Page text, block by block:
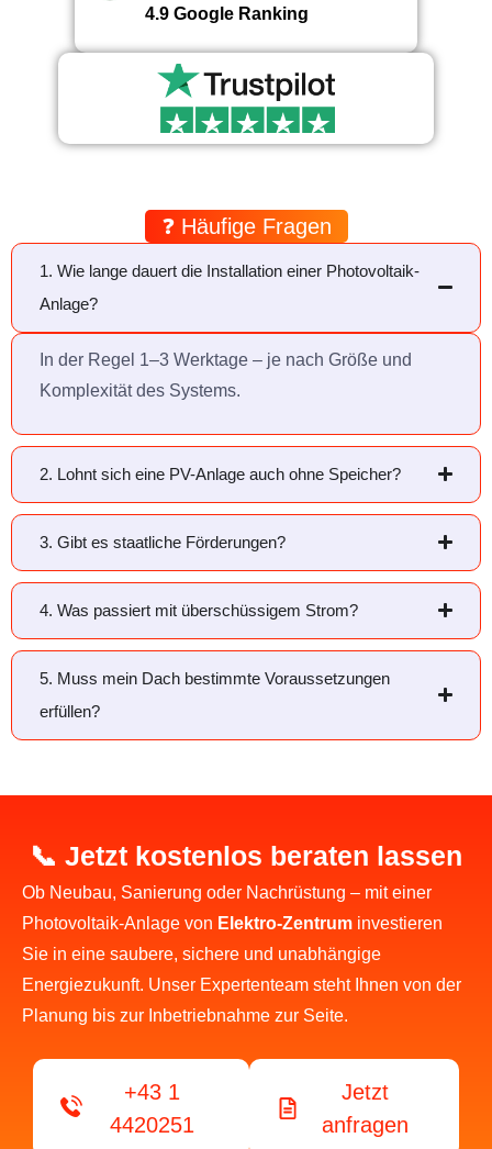
4.9 Google Ranking
❓ Häufige Fragen
1. Wie lange dauert die Installation einer Photovoltaik-
Anlage?
In der Regel 1–3 Werktage – je nach Größe und
Komplexität des Systems.
2. Lohnt sich eine PV-Anlage auch ohne Speicher?
3. Gibt es staatliche Förderungen?
4. Was passiert mit überschüssigem Strom?
5. Muss mein Dach bestimmte Voraussetzungen
erfüllen?
📞 Jetzt kostenlos beraten lassen
Ob Neubau, Sanierung oder Nachrüstung – mit einer
Photovoltaik-Anlage von Elektro-Zentrum investieren
Sie in eine saubere, sichere und unabhängige
Energiezukunft. Unser Expertenteam steht Ihnen von der
Planung bis zur Inbetriebnahme zur Seite.
+43 1
4420251
Jetzt
anfragen